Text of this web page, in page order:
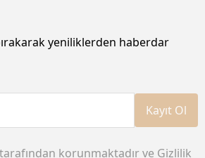
yeniliklerden haberdar
Kayıt Ol
korunmaktadır ve Gizlilik